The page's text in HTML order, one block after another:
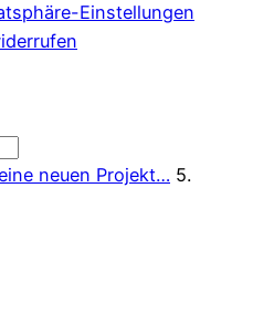
Einstellungen
neuen Projekt… 5.